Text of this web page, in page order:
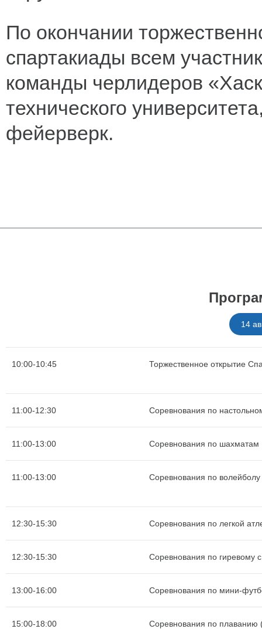
По окончании
спартакиады всем
команды черлидеров
технического
фейерверк.
14
10:00-10:45 Торжественное открытие
11:00-12:30 Соревнования по
11:00-13:00 Соревнования по шахматам
11:00-13:00 Соревнования по волейболу
12:30-15:30 Соревнования по легкой
12:30-15:30 Соревнования по гиревому
13:00-16:00 Соревнования по мини-
15:00-18:00 Соревнования по плаванию